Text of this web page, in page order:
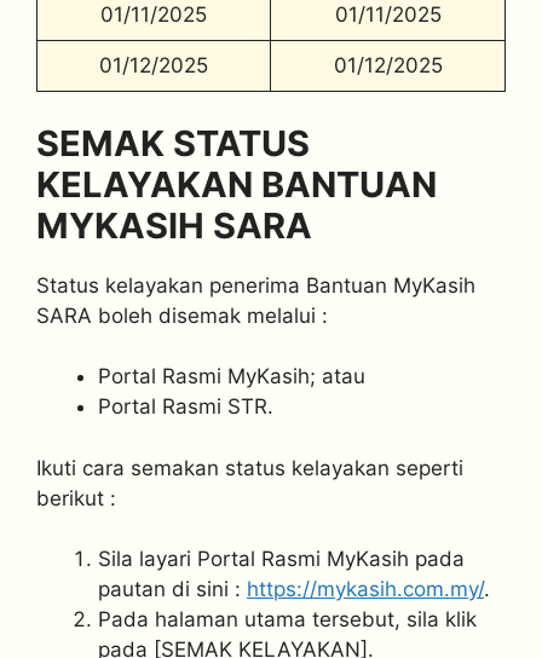
01/11/2025 01/11/2025
01/12/2025 01/12/2025
SEMAK STATUS
KELAYAKAN BANTUAN
MYKASIH SARA
Status kelayakan penerima Bantuan MyKasih
SARA boleh disemak melalui :
Portal Rasmi MyKasih; atau
Portal Rasmi STR.
Ikuti cara semakan status kelayakan seperti
berikut :
Sila layari Portal Rasmi MyKasih pada
pautan di sini : https://mykasih.com.my/.
Pada halaman utama tersebut, sila klik
pada [SEMAK KELAYAKAN].